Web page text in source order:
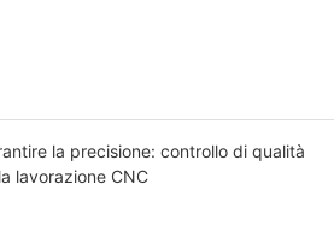
la precisione: controllo di qualità
lavorazione CNC